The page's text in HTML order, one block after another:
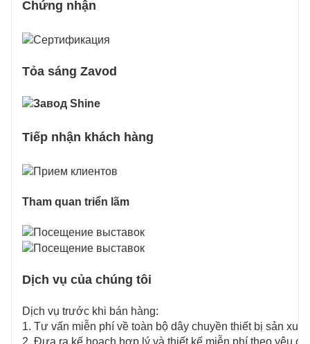
Chứng nhận
Tỏa sáng Zavod
Tiếp nhận khách hàng
Tham quan triển lãm
Dịch vụ của chúng tôi
Dịch vụ trước khi bán hàng:
1. Tư vấn miễn phí về toàn bộ dây chuyền thiết bị sản xuất